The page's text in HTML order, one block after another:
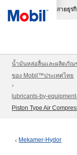
สายธุร
น้ำมันหล่อลื่นและผลิตภัณ
ของ Mobil™ประเทศไทย
lubricants-by-
Piston Type Air
Mekamer-Hydor